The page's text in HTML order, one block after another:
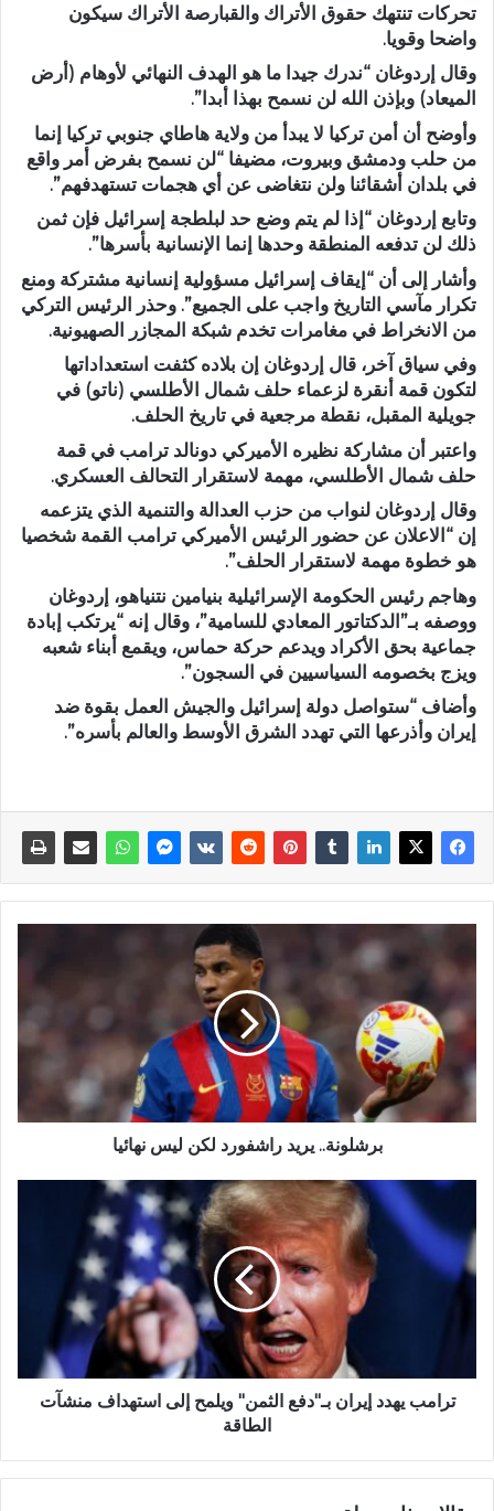
تحركات تنتهك حقوق الأتراك والقبارصة ⁠الأتراك سيكون
واضحا وقويا.
وقال إردوغان “ندرك جيدا ما هو الهدف النهائي لأوهام (أرض
الميعاد) وبإذن الله لن نسمح بهذا أبدا”.
وأوضح أن أمن تركيا لا يبدأ من ولاية هاطاي جنوبي تركيا إنما
من حلب ودمشق وبيروت، مضيفا “لن نسمح بفرض أمر واقع
في بلدان أشقائنا ولن نتغاضى عن أي هجمات تستهدفهم”.
وتابع إردوغان “إذا لم يتم وضع حد لبلطجة إسرائيل فإن ثمن
ذلك لن تدفعه المنطقة وحدها إنما الإنسانية بأسرها”.
وأشار إلى أن “إيقاف إسرائيل مسؤولية إنسانية مشتركة ومنع
تكرار مآسي التاريخ واجب على الجميع”. وحذر الرئيس التركي
من الانخراط في مغامرات تخدم شبكة المجازر الصهيونية.
وفي سياق آخر، قال إردوغان إن بلاده كثفت استعداداتها
لتكون قمة أنقرة لزعماء حلف شمال الأطلسي (ناتو) في
جويلية المقبل، نقطة مرجعية في تاريخ الحلف.
واعتبر أن مشاركة نظيره الأميركي دونالد ترامب في قمة
حلف شمال الأطلسي، مهمة لاستقرار التحالف العسكري.
وقال إردوغان لنواب من حزب العدالة والتنمية الذي يتزعمه
إن “الاعلان عن حضور الرئيس الأميركي ترامب القمة شخصيا
هو خطوة مهمة لاستقرار الحلف”.
وهاجم رئيس الحكومة الإسرائيلية بنيامين نتنياهو، إردوغان
ووصفه بـ”الدكتاتور المعادي للسامية”، وقال إنه “يرتكب إبادة
جماعية بحق الأكراد ويدعم حركة حماس، ويقمع أبناء شعبه
ويزج بخصومه السياسيين في السجون”.
وأضاف “ستواصل دولة إسرائيل والجيش العمل بقوة ضد
إيران وأذرعها التي تهدد الشرق الأوسط والعالم بأسره”.
برشلونة.. يريد راشفورد لكن ليس نهائيا
ترامب يهدد إيران بـ"دفع الثمن" ويلمح إلى استهداف منشآت
الطاقة